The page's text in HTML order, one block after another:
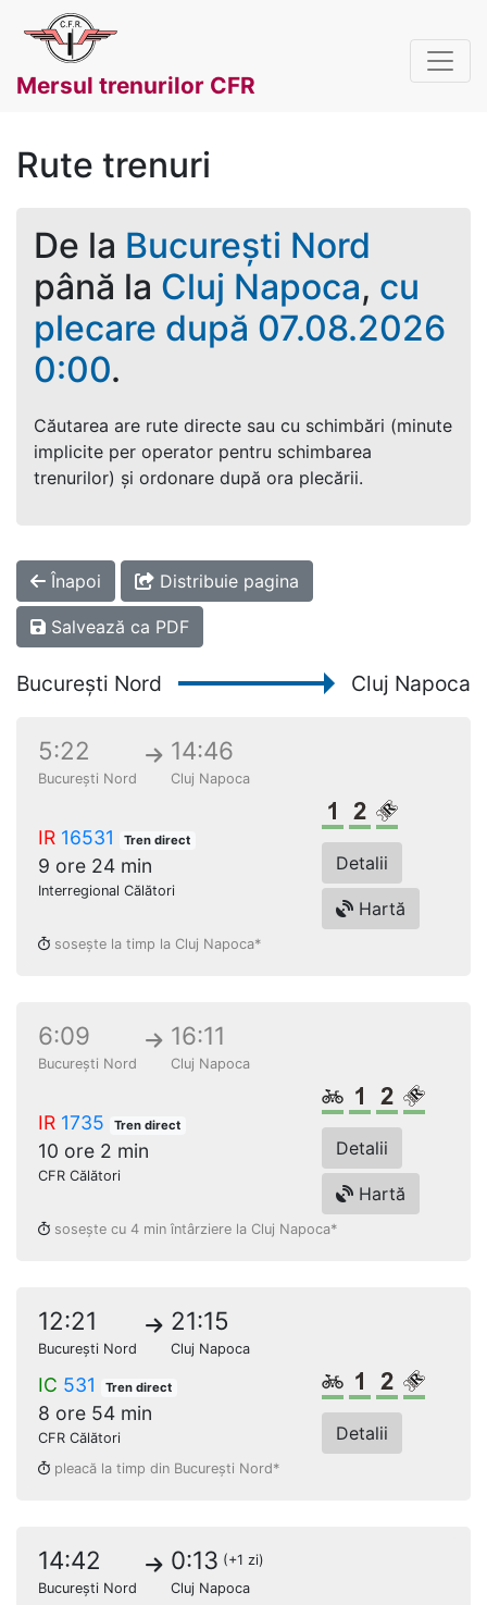
Mersul trenurilor CFR
Rute trenuri
De la București Nord
până la Cluj Napoca, cu
plecare după 07.08.2026
0:00.
Căutarea are rute directe sau cu schimbări (minute
implicite per operator pentru schimbarea
trenurilor) și ordonare după ora plecării.
Înapoi Distribuie pagina
Salvează ca PDF
București Nord Cluj Napoca
5:22
București Nord
14:46
Cluj Napoca
IR 16531 Tren direct
9 ore 24 min
Interregional Călători
Clasa 1Clasa a 2-a
Loc
Detalii
Hartă
sosește la timp la Cluj Napoca*
6:09
București Nord
16:11
Cluj Napoca
IR 1735 Tren direct
10 ore 2 min
CFR Călători
Biciclete
Clasa 1Clasa a
Loc
Detalii
Hartă
sosește cu 4 min întârziere la Cluj Napoca*
12:21
București Nord
21:15
Cluj Napoca
IC 531 Tren direct
8 ore 54 min
CFR Călători
Biciclete
Clasa 1Clasa a
Loc
Detalii
pleacă la timp din București Nord*
14:42
București Nord
0:13 (+1 zi)
Cluj Napoca